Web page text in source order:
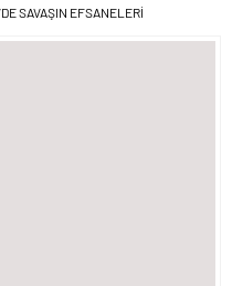
SAVAŞIN EFSANELERİ